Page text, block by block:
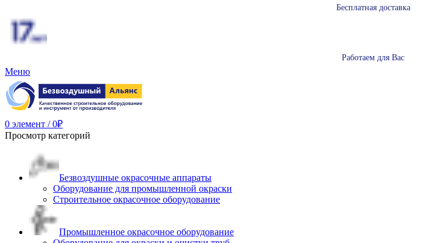
Бесплатная доставка
Работаем для Вас
Меню
0 элемент / 0₽
Просмотр категорий
Безвоздушные окрасочные аппараты
Оборудование для промышленной окраски
Строительное окрасочное оборудование
Промышленное окрасочное оборудование